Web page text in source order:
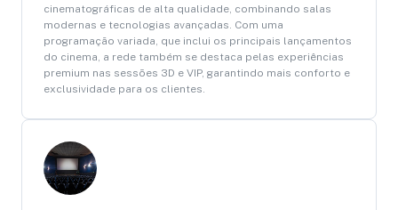
cinematográficas de alta qualidade, combinando salas
modernas e tecnologias avançadas. Com uma
programação variada, que inclui os principais lançamentos
do cinema, a rede também se destaca pelas experiências
premium nas sessões 3D e VIP, garantindo mais conforto e
exclusividade para os clientes.